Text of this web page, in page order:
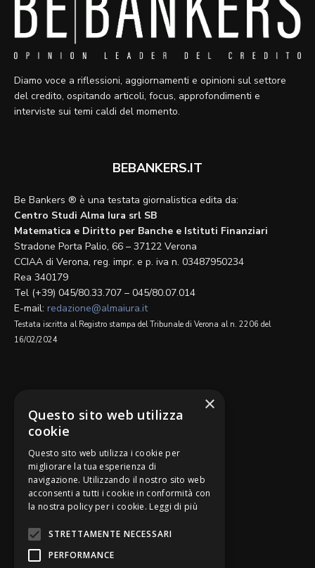
Diamo voce a riflessioni, aggiornamenti e opinioni sul settore
del credito, ospitando articoli, focus, approfondimenti e
interviste sui temi caldi del momento.
BEBANKERS.IT
Be Bankers ® è una testata giornalistica edita da:
Centro Studi Alma Iura srl SB
Matematica e Diritto per Banche e Istituti Finanziari
Stradone Porta Palio, 66 – 37122 Verona
CCIAA di Verona, reg. impr. e p. iva n. 03487950234
Rea 340179
Tel (+39) 045/80.33.707 – 045/80.07.014
E-mail: redazione@almaiura.it
Testata iscritta al Registro stampa del Tribunale di Verona al n. 2206 del
16/02/2024
Be Bankers è ideato da
×
Questo sito web utilizza
cookie
Questo sito web utilizza i cookie per
migliorare la tua esperienza di
navigazione. Utilizzando il nostro sito web
acconsenti a tutti i cookie in conformità con
la nostra policy per i cookie. Leggi di più
STRETTAMENTE NECESSARI
PERFORMANCE